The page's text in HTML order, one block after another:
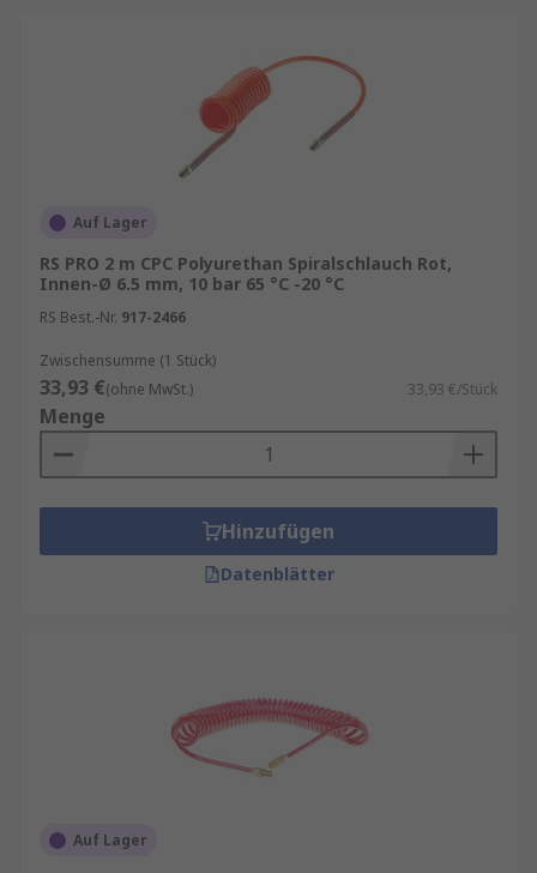
Auf Lager
RS PRO 2 m CPC Polyurethan Spiralschlauch Rot,
Innen-Ø 6.5 mm, 10 bar 65 °C -20 °C
RS Best.-Nr. 917-2466
Zwischensumme (1 Stück)
33,93 €(ohne MwSt.) 33,93 €/Stück
Menge
Hinzufügen
Datenblätter
Auf Lager